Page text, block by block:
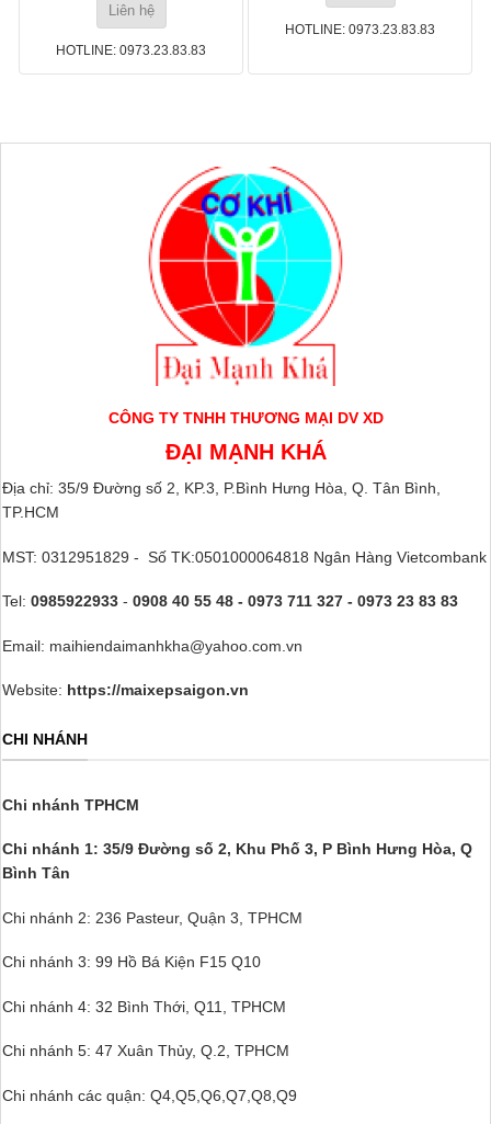
Liên hệ
HOTLINE: 0973.23.83.83
HOTLINE: 0973.23.83.83
CÔNG TY TNHH THƯƠNG MẠI DV XD
ĐẠI MẠNH KHÁ
Địa chỉ: 35/9 Đường số 2, KP.3, P.Bình Hưng Hòa, Q. Tân Bình,
TP.HCM
MST: 0312951829 - Số TK:0501000064818 Ngân Hàng Vietcombank
Tel: 0985922933 - 0908 40 55 48 - 0973 711 327 - 0973 23 83 83
Email: maihiendaimanhkha@yahoo.com.vn
Website: https://maixepsaigon.vn
CHI NHÁNH
Chi nhánh TPHCM
Chi nhánh 1: 35/9 Đường số 2, Khu Phố 3, P Bình Hưng Hòa, Q
Bình Tân
Chi nhánh 2: 236 Pasteur, Quận 3, TPHCM
Chi nhánh 3: 99 Hồ Bá Kiện F15 Q10
Chi nhánh 4: 32 Bình Thới, Q11, TPHCM
Chi nhánh 5: 47 Xuân Thủy, Q.2, TPHCM
Chi nhánh các quận: Q4,Q5,Q6,Q7,Q8,Q9